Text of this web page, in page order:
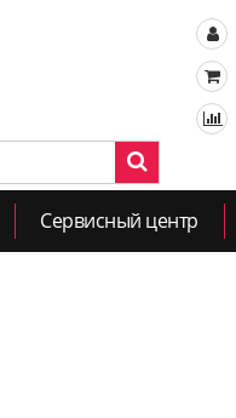
Сервисный центр